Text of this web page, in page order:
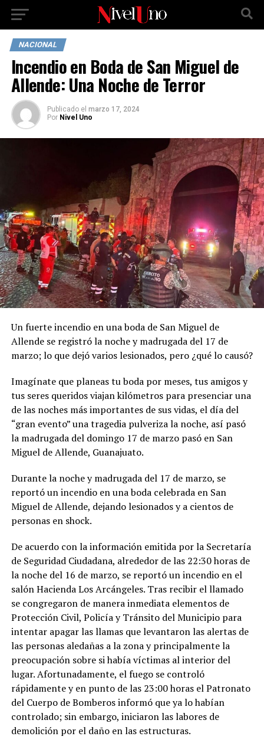
NACIONAL
Incendio en Boda de San Miguel de
Allende: Una Noche de Terror
Publicado el marzo 17, 2024
Por Nivel Uno
Un fuerte incendio en una boda de San Miguel de
Allende se registró la noche y madrugada del 17 de
marzo; lo que dejó varios lesionados, pero ¿qué lo causó?
Imagínate que planeas tu boda por meses, tus amigos y
tus seres queridos viajan kilómetros para presenciar una
de las noches más importantes de sus vidas, el día del
“gran evento” una tragedia pulveriza la noche, así pasó
la madrugada del domingo 17 de marzo pasó en San
Miguel de Allende, Guanajuato.
Durante la noche y madrugada del 17 de marzo, se
reportó un incendio en una boda celebrada en San
Miguel de Allende, dejando lesionados y a cientos de
personas en shock.
De acuerdo con la información emitida por la Secretaría
de Seguridad Ciudadana, alrededor de las 22:30 horas de
la noche del 16 de marzo, se reportó un incendio en el
salón Hacienda Los Arcángeles. Tras recibir el llamado
se congregaron de manera inmediata elementos de
Protección Civil, Policía y Tránsito del Municipio para
intentar apagar las llamas que levantaron las alertas de
las personas aledañas a la zona y principalmente la
preocupación sobre si había víctimas al interior del
lugar. Afortunadamente, el fuego se controló
rápidamente y en punto de las 23:00 horas el Patronato
del Cuerpo de Bomberos informó que ya lo habían
controlado; sin embargo, iniciaron las labores de
demolición por el daño en las estructuras.